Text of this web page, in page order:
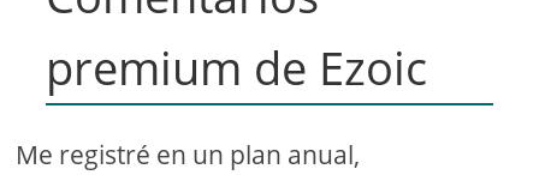
premium de Ezoic
Me registré en un plan anual,